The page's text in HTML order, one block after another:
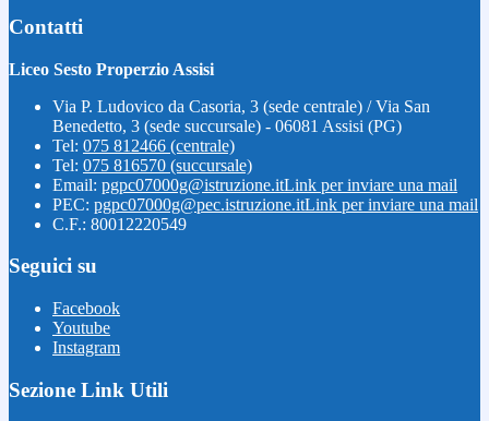
Contatti
Liceo Sesto Properzio Assisi
Via P. Ludovico da Casoria, 3 (sede centrale) / Via San
Benedetto, 3 (sede succursale) - 06081 Assisi (PG)
Tel: 075 812466 (centrale)
Tel: 075 816570 (succursale)
Email: pgpc07000g@istruzione.itLink per inviare una mail
PEC: pgpc07000g@pec.istruzione.itLink per inviare una mail
C.F.: 80012220549
Seguici su
Facebook
Youtube
Instagram
Sezione Link Utili